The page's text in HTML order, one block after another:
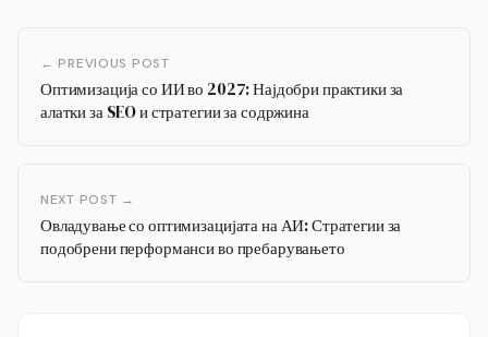
← PREVIOUS POST
Оптимизација со ИИ во 2027: Најдобри практики за
алатки за SEO и стратегии за содржина
NEXT POST →
Овладување со оптимизацијата на АИ: Стратегии за
подобрени перформанси во пребарувањето